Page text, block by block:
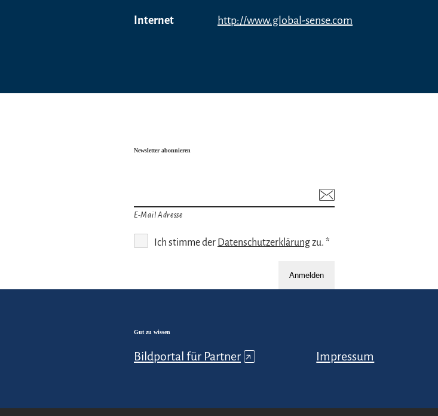
Internet http://www.global-sense.com
Newsletter abonnieren
E-Mail Adresse
Ich stimme der Datenschutzerklärungzu. *
Anmelden
Gut zu wissen
Bildportal für Partner ↗ Impressum